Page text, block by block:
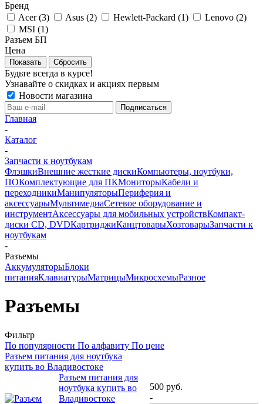
Бренд
Acer (3) Asus (2) Hewlett-Packard (1) Lenovo (2)
MSI (1)
Разъем БП
Цена
Сбросить
Будьте всегда в курсе!
Узнавайте о скидках и акциях первым
Новости магазина
Главная
-
Каталог
-
Запчасти к ноутбукам
ФлэшкиВнешние жесткие дискиКомпьютеры, ноутбуки,
ПОКомплектующие для ПКМониторыКабели и
переходникиМанипуляторыПериферия и
аксессуарыМультимедиаСетевое оборудование и
инструментАксессуары для мобильных устройствКомпакт-
диски CD, DVDКартриджиКанцтоварыХозтоварыЗапчасти к
ноутбукам
-
Разъемы
АккумуляторыБлоки
питанияКлавиатурыМатрицыМикросхемыРазное
Разъемы
Фильтр
По популярности По алфавиту По цене
Разъем питания для ноутбука
купить во Владивостоке
Разъем питания для
ноутбука купить во
Владивостоке
500 руб.
-